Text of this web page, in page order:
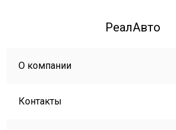
РеалАвто
О компании
Контакты